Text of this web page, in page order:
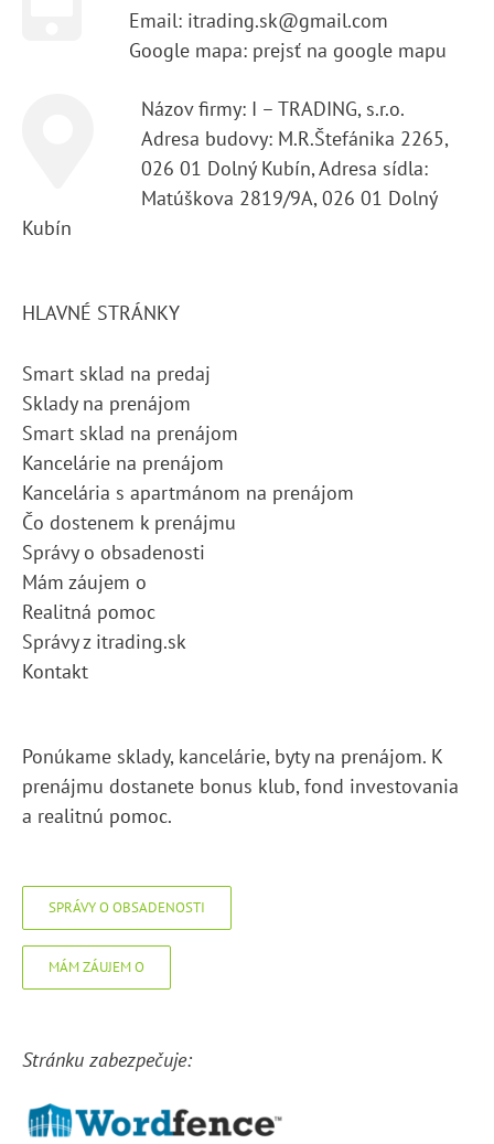
Email: itrading.sk@gmail.com
Google mapa: prejsť na google mapu
Názov firmy: I – TRADING, s.r.o.
Adresa budovy: M.R.Štefánika 2265,
026 01 Dolný Kubín, Adresa sídla:
Matúškova 2819/9A, 026 01 Dolný
Kubín
HLAVNÉ STRÁNKY
Smart sklad na predaj
Sklady na prenájom
Smart sklad na prenájom
Kancelárie na prenájom
Kancelária s apartmánom na prenájom
Čo dostenem k prenájmu
Správy o obsadenosti
Mám záujem o
Realitná pomoc
Správy z itrading.sk
Kontakt
Ponúkame sklady, kancelárie, byty na prenájom. K
prenájmu dostanete bonus klub, fond investovania
a realitnú pomoc.
SPRÁVY O OBSADENOSTI
MÁM ZÁUJEM O
Stránku zabezpečuje: